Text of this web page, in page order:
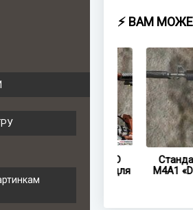
⚡ ВАМ
Derby» для
CS 1.6
M4A1